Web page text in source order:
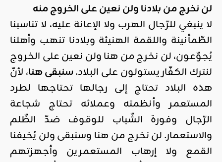
لن نخرج من بلادنا ولن نعين على الخروج منه
لا ينبغي للرّجال الهرب ولا الإعانة عليه، لا تناسبنا
الطّمأنينة واللقمة الهنيئة وبلادنا تنهب وأهلنا
يُجوّعون، لن نخرج من هنا ولن نعين على الخروج
لنترك الكفّار يستولون على البلاد.سنبقى هنا، لأنّ
هذه البلاد تحتاج إلى رجالها تحتاجها لطرد
المستعمر وأنظمته وعملائه تحتاج شجاعة
الرّجال وفورة الشّباب للوقوف ضدّ الظّلم
والاستعمار. لن نخرج من هنا وسنبقى ولن يُخيفنا
القمع ولا إرهاب المستعمرين وأجهزتهم